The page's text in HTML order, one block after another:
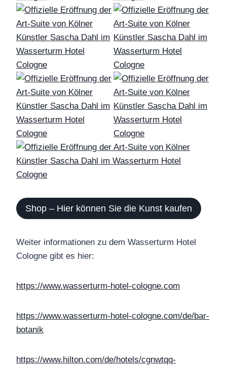
Shop – Hier können Sie die Kunst kaufen
Weiter informationen zu dem Wasserturm Hotel
Cologne gibt es hier:
https://www.wasserturm-hotel-cologne.com
https://www.wasserturm-hotel-cologne.com/de/bar-
botanik
https://www.hilton.com/de/hotels/cgnwtqq-